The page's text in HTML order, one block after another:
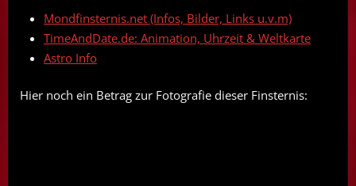
Mondfinsternis.net (Infos, Bilder, Links u.v.m)
TimeAndDate.de: Animation, Uhrzeit & Weltkarte
Astro Info
Hier noch ein Betrag zur Fotografie dieser Finsternis: